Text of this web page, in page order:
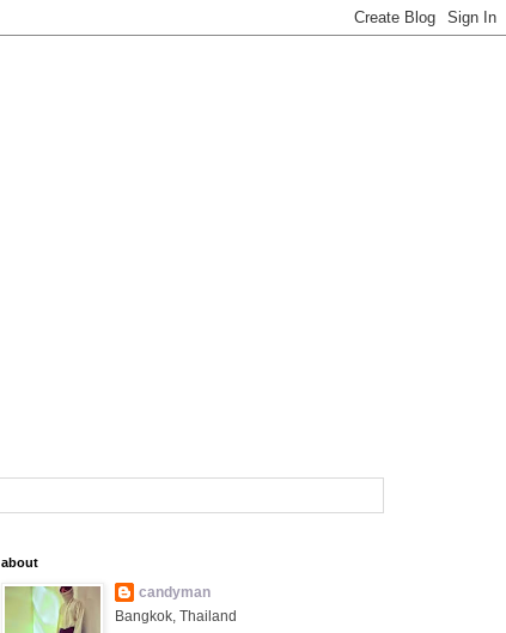
about
candyman
Bangkok, Thailand